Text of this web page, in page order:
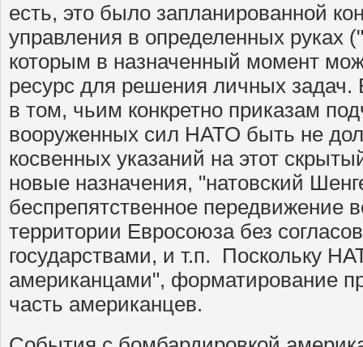
есть, это было запланированной
управления в определенных руках
которым в назначенный момент
ресурс для решения личных
в том, чьим конкретно приказам
вооруженных сил НАТО быть не
косвенных указаний на этот
новые назначения, "натовский
беспрепятственное передвижение
территории Евросоюза без
государствами, и т.п. Поскольку
американцами", форматирование
часть американцев.